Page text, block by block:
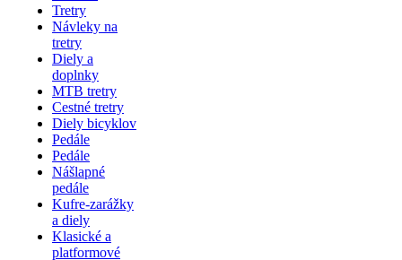
Tretry
Návleky na
tretry
Diely a
doplnky
MTB tretry
Cestné tretry
Diely bicyklov
Pedále
Pedále
Nášlapné
pedále
Kufre-zarážky
a diely
Klasické a
platformové